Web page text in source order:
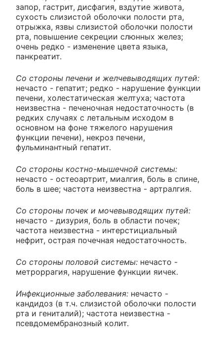
запор, гастрит, дисфагия, вздутие живота,
сухость слизистой оболочки полости рта,
отрыжка, язвы слизистой оболочки полости
рта, повышение секреции слюнных желез;
очень редко - изменение цвета языка,
панкреатит.
Со стороны печени и желчевыводящих путей:
нечасто - гепатит; редко - нарушение функции
печени, холестатическая желтуха; частота
неизвестна - печеночная недостаточность (в
редких случаях с летальным исходом в
основном на фоне тяжелого нарушения
функции печени), некроз печени,
фульминантный гепатит.
Со стороны костно-мышечной системы:
нечасто - остеоартрит, миалгия, боль в спине,
боль в шее; частота неизвестна - артралгия.
Со стороны почек и мочевыводящих путей:
нечасто - дизурия, боль в области почек;
частота неизвестна - интерстициальный
нефрит, острая почечная недостаточность.
Со стороны половой системы: нечасто -
метроррагия, нарушение функции яичек.
Инфекционные заболевания: нечасто -
кандидоз (в т.ч. слизистой оболочки полости
рта и гениталий); частота неизвестна -
псевдомембранозный колит.